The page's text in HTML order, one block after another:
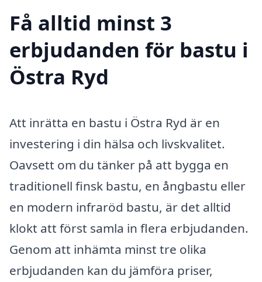
Få alltid minst 3
erbjudanden för bastu i
Östra Ryd
Att inrätta en bastu i Östra Ryd är en
investering i din hälsa och livskvalitet.
Oavsett om du tänker på att bygga en
traditionell finsk bastu, en ångbastu eller
en modern infraröd bastu, är det alltid
klokt att först samla in flera erbjudanden.
Genom att inhämta minst tre olika
erbjudanden kan du jämföra priser,